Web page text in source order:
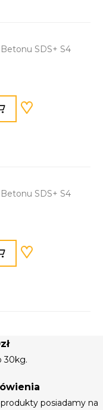
SDS+ S4
SDS+ S4
30kg.
posiadamy na